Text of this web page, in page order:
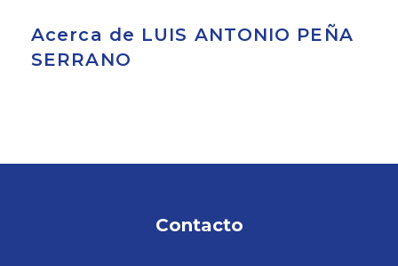
Acerca de LUIS ANTONIO PEÑA
SERRANO
Contacto